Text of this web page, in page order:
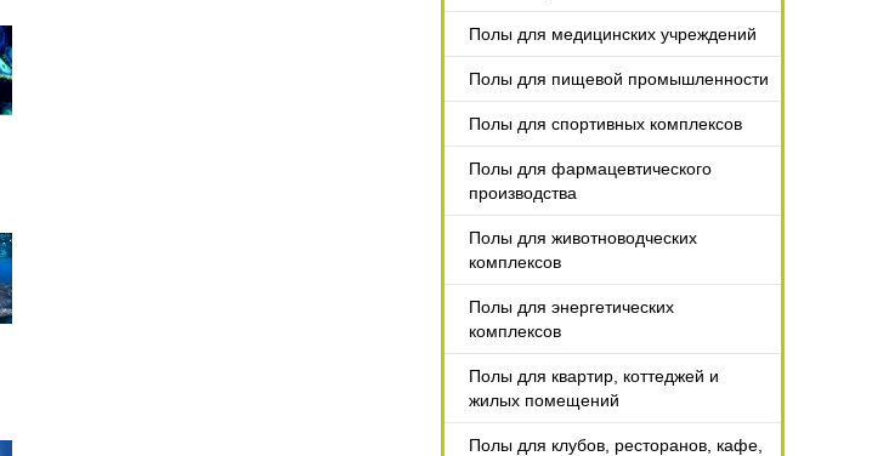
Полы для медицинских учреждений
Полы для пищевой промышленности
Полы для спортивных комплексов
Полы для фармацевтического
производства
Полы для животноводческих
комплексов
Полы для энергетических
комплексов
Полы для квартир, коттеджей и
жилых помещений
Полы для клубов, ресторанов, кафе,